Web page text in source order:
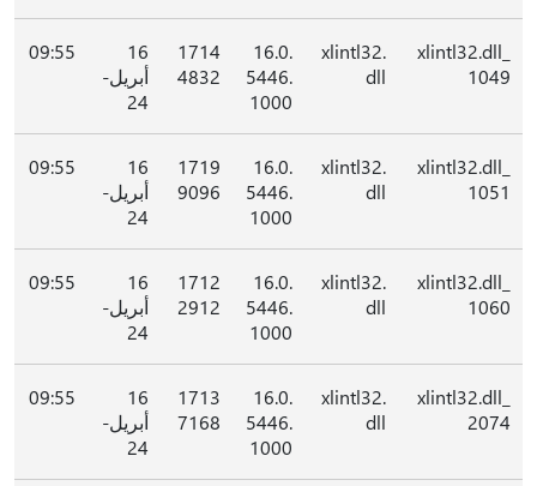
xlintl32.dll_
1049
xlintl32.
dll
16.0.
5446.
1000
1714
4832
16
أبريل-
24
09:55
xlintl32.dll_
1051
xlintl32.
dll
16.0.
5446.
1000
1719
9096
16
أبريل-
24
09:55
xlintl32.dll_
1060
xlintl32.
dll
16.0.
5446.
1000
1712
2912
16
أبريل-
24
09:55
xlintl32.dll_
2074
xlintl32.
dll
16.0.
5446.
1000
1713
7168
16
أبريل-
24
09:55